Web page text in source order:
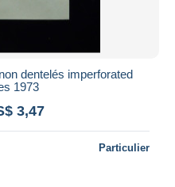
dentelés imperforated
1973
3,47
Particulier